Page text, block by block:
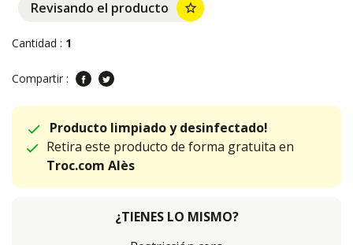
Revisando el producto
star_border
Cantidad : 1
Compartir :
Producto limpiado y desinfectado!
Retira este producto de forma gratuita en
Troc.com Alès
¿TIENES LO MISMO?